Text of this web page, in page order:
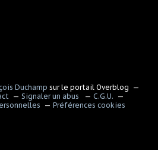
Duchamp sur le portail Overblog
Signaler un abus
C.G.U.
Préférences cookies